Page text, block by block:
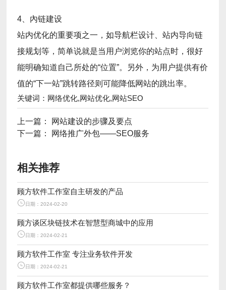
4、內链建设
站内优化的重要项之一，如导航栏设计、站内导向链
接规划等，简单说就是当用户浏览你的站点时，很好
能明确知道自己所处的“位置”。另外，为用户提供有价
值的“下一站”跳转路径则可能降低网站的跳出率。
关键词：网络优化,网站优化,网站SEO
上一篇： 网站建设的步骤及要点
下一篇： 网络推广外包——SEO服务
相关推荐
顾方软件工作室自主研发的产品
日期：2024-02-20
顾方谈区块链技术在智慧型商城中的应用
日期：2024-02-21
顾方软件工作室 专注业务软件开发
日期：2024-02-21
顾方软件工作室都提供哪些服务？